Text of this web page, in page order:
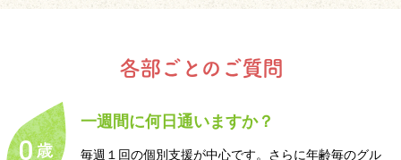
各部ごとのご質問
一週間に何日通いますか？
毎週１回の個別支援が中心です。さらに年齢毎のグル